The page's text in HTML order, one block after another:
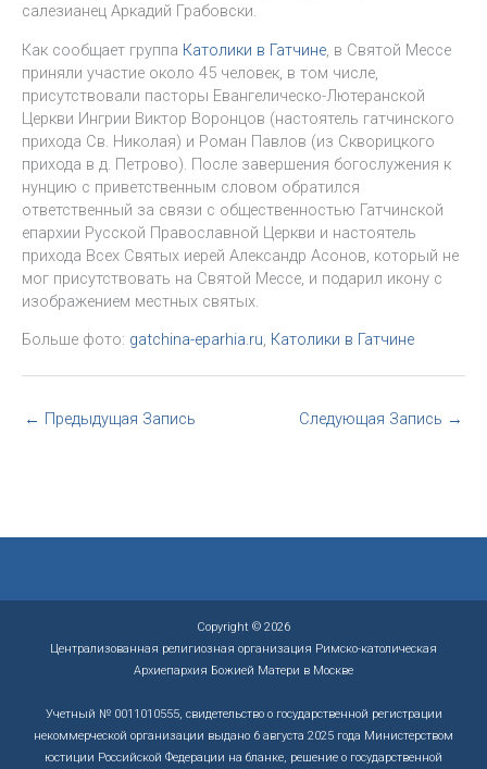
салезианец Аркадий Грабовски.
Как сообщает группа Католики в Гатчине, в Святой Мессе
приняли участие около 45 человек, в том числе,
присутствовали пасторы Евангелическо-Лютеранской
Церкви Ингрии Виктор Воронцов (настоятель гатчинского
прихода Св. Николая) и Роман Павлов (из Скворицкого
прихода в д. Петрово). После завершения богослужения к
нунцию с приветственным словом обратился
ответственный за связи с общественностью Гатчинской
епархии Русской Православной Церкви и настоятель
прихода Всех Святых иерей Александр Асонов, который не
мог присутствовать на Святой Мессе, и подарил икону с
изображением местных святых.
Больше фото: gatchina-eparhia.ru, Католики в Гатчине
← Предыдущая Запись Следующая Запись →
Copyright © 2026
Централизованная религиозная организация Римско-католическая
Архиепархия Божией Матери в Москве
Учетный № 0011010555, свидетельство о государственной регистрации
некоммерческой организации выдано 6 августа 2025 года Министерством
юстиции Российской Федерации на бланке, решение о государственной